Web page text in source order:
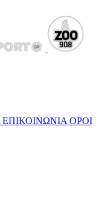
ΕΠΙΚΟΙΝΩΝΙΑ ΟΡΟΙ